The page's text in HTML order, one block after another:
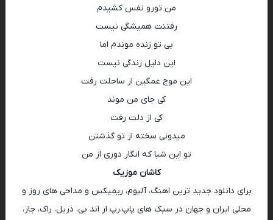
من تورو نفس کشیدم
رفتنت همیشگی نیست
بی تو زنده موندم اما
این دلیل زندگی نیست
این موج غمگین از ساحلت رفت
کی جای من موند
کی از دلت رفت
میدونی سخته از تو گذشتن
تو این شبا که انگار دوری از من
کاشان موزیک
برای دانلود جدید ترین اهنگ، آلبوم، ریمیکس و مداحی های روز و
محلی ایران و جهان در سبک های پاپ،رپ ار اند بی، دریل، راک، جاز،